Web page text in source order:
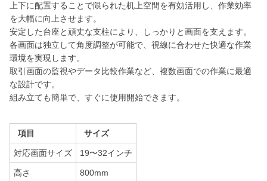
上下に配置することで限られた机上空間を有効活用し、作業効率
を大幅に向上させます。
安定した台座と頑丈な支柱により、しっかりと画面を支えます。
各画面は独立して角度調整が可能で、視線に合わせた快適な作業
環境を実現します。
取引画面の監視やデータ比較作業など、複数画面での作業に最適
な設計です。
組み立ても簡単で、すぐに使用開始できます。
項目 サイズ
対応画面サイズ 19〜32インチ
高さ 800mm